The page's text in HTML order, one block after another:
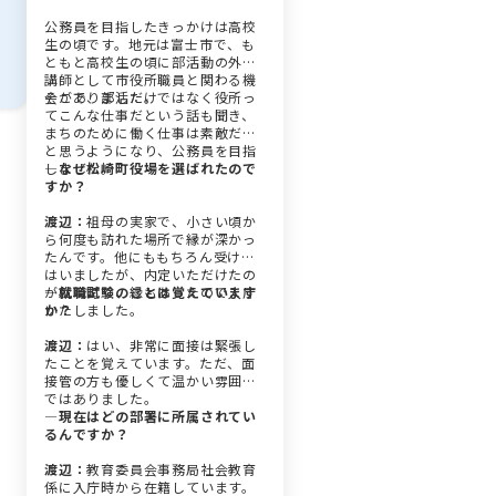
公務員を目指したきっかけは高校
生の頃です。地元は富士市で、も
ともと高校生の頃に部活動の外部
講師として市役所職員と関わる機
会がありました。
そこで、部活だけではなく役所っ
てこんな仕事だという話も聞き、
まちのために働く仕事は素敵だな
と思うようになり、公務員を目指
しました。
―なぜ松崎町役場を選ばれたので
すか？
渡辺：祖母の実家で、小さい頃か
ら何度も訪れた場所で縁が深かっ
たんです。他にももちろん受けて
はいましたが、内定いただけたの
が松崎町で、縁もあったので入庁
いたしました。
―就職試験のことは覚えています
か？
渡辺： はい、非常に面接は緊張し
たことを覚えています。ただ、面
接管の方も優しくて温かい雰囲気
ではありました。
―現在はどの部署に所属されてい
るんですか？
渡辺：教育委員会事務局社会教育
係に入庁時から在籍しています。